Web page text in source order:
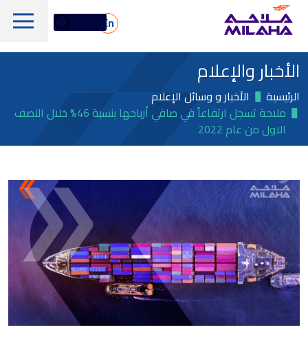
Skip to main content
En
مجلس الإدارة
الإدارة التنفيذية
القيم الجوهرية
الأسطول
الاستدامة
الخدمات البحرية واللوجستية
الخدمات البحرية والفنية
دعم المنصات البحرية
الغاز والبتروكيماويات
كابيتال
لمحة عامة
أسهم ملاحة
معلومات مالية
معلومات المساهمين والجمعية
الأخبار والإعلام
مدونة
الأخبار والإعلام
الرئيسية
الأخبار و وسائل الإعلام
ملاحة تسجل ارتفاعاً في صافي أرباحها بنسبة 46% خلال النصف
الاول من عام 2022